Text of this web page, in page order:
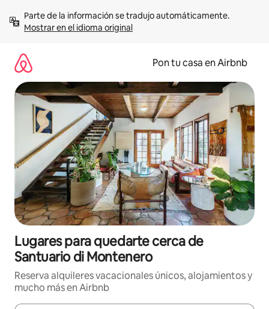
contenidoMostrar en el idioma original
Pon tu casa en Airbnb
Lugares para quedarte cerca de
Santuario di Montenero
Reserva alquileres vacacionales únicos, alojamientos y
mucho más en Airbnb